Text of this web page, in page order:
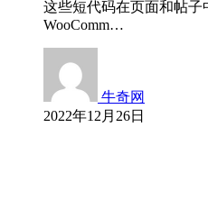
这些短代码在页面和帖
WooComm…
牛奇网
2022年12月26日